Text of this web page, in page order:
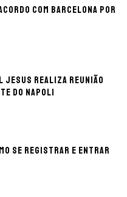
com Barcelona por
Jesus realiza reunião
do Napoli
se registrar e entrar